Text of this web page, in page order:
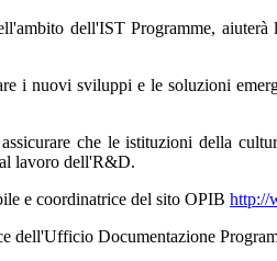
dell'IST Programme,
i nuovi sviluppi e le soluzioni
che le istituzioni della
lavoro dell'R&D.
e coordinatrice del sito OPIB http://
Programmi